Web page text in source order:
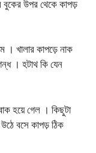
বুকের উপর থেকে কাপড়
। খালার কাপড়ে নাক
। হটাথ কি যেন
হয়ে গেল । কিছুটা
বসে কাপড় ঠিক